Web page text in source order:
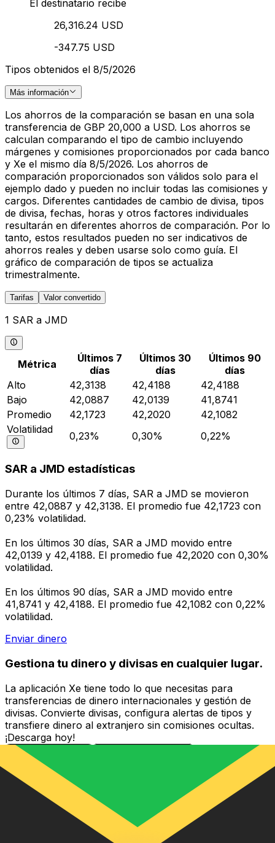
El destinatario recibe
26,316.24 USD
-347.75 USD
Tipos obtenidos el 8/5/2026
Más información
Los ahorros de la comparación se basan en una sola
transferencia de GBP 20,000 a USD. Los ahorros se
calculan comparando el tipo de cambio incluyendo
márgenes y comisiones proporcionados por cada banco
y Xe el mismo día 8/5/2026. Los ahorros de
comparación proporcionados son válidos solo para el
ejemplo dado y pueden no incluir todas las comisiones y
cargos. Diferentes cantidades de cambio de divisa, tipos
de divisa, fechas, horas y otros factores individuales
resultarán en diferentes ahorros de comparación. Por lo
tanto, estos resultados pueden no ser indicativos de
ahorros reales y deben usarse solo como guía. El
gráfico de comparación de tipos se actualiza
trimestralmente.
Tarifas Valor convertido
1 SAR a JMD
Métrica
Últimos 7
días
Últimos 30
días
Últimos 90
días
Alto
42,3138 42,4188
42,4188
Bajo
42,0887 42,0139
41,8741
Promedio
42,1723 42,2020
42,1082
Volatilidad
0,23% 0,30% 0,22%
SAR a JMD estadísticas
Durante los últimos 7 días, SAR a JMD se movieron
entre 42,0887 y 42,3138. El promedio fue 42,1723 con
0,23% volatilidad.
En los últimos 30 días, SAR a JMD movido entre
42,0139 y 42,4188. El promedio fue 42,2020 con 0,30%
volatilidad.
En los últimos 90 días, SAR a JMD movido entre
41,8741 y 42,4188. El promedio fue 42,1082 con 0,22%
volatilidad.
Enviar dinero
Gestiona tu dinero y divisas en cualquier lugar.
La aplicación Xe tiene todo lo que necesitas para
transferencias de dinero internacionales y gestión de
divisas. Convierte divisas, configura alertas de tipos y
transfiere dinero al extranjero sin comisiones ocultas.
¡Descarga hoy!